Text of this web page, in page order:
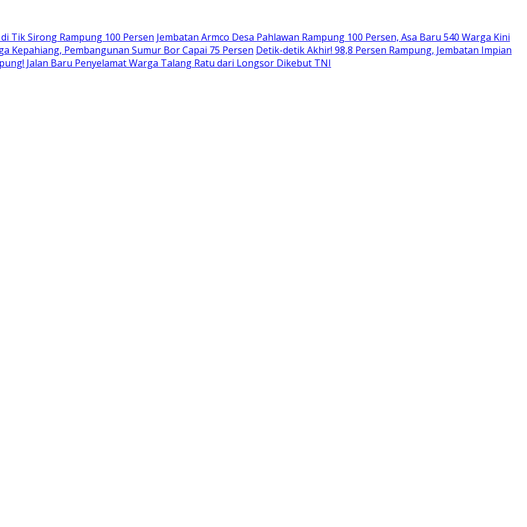
Tik Sirong Rampung 100 Persen Jembatan Armco Desa Pahlawan Rampung 100 Persen, Asa Baru 540 Warga Kini
Kepahiang, Pembangunan Sumur Bor Capai 75 Persen Detik-detik Akhir! 98,8 Persen Rampung, Jembatan Impian
Jalan Baru Penyelamat Warga Talang Ratu dari Longsor Dikebut TNI